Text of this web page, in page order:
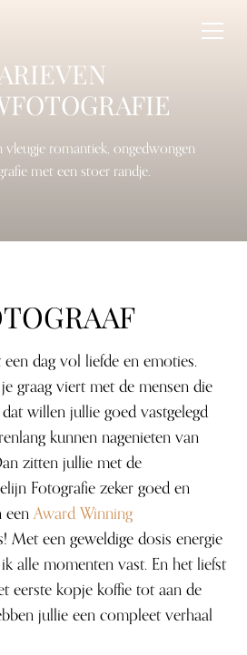
vleugje romantiek, ongedwongen
met een stoer randje.
dag vol liefde en emoties.
graag viert met de mensen die
willen jullie goed vastgelegd
kunnen nagenieten van
zitten jullie met de
Fotografie zeker goed en
eenAward Winning
Met een geweldige dosis energie
alle momenten vast. En het liefst
eerste kopje koffie tot aan de
jullie een compleet verhaal